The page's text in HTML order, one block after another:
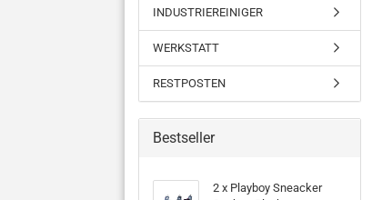
INDUSTRIEREINIGER
WERKSTATT
RESTPOSTEN
Bestseller
2 x Playboy Sneacker